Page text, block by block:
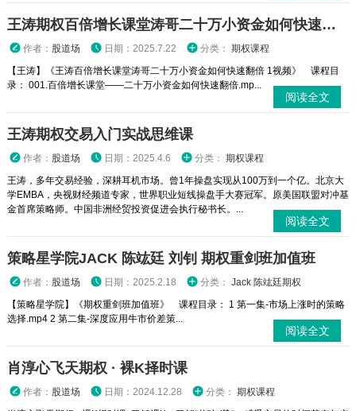
王涛期权百倍增长课堂涛哥二十万小资金如何快速翻倍 1视频
作者： 股道场 日期：2025.7.22 分类： 期权课程
【王涛】《王涛百倍增长课堂涛哥二十万小资金如何快速翻倍 1视频》 课程目
录： 001.百倍增长课堂——二十万小资金如何快速翻倍.mp...
阅读全文
王涛期权交易入门实战思维课
作者： 股道场 日期：2025.4.6 分类： 期权课程
王涛，多年交易经验，深耕耳机市场。曾1年操盘实现从100万到一个亿。北京大
学EMBA，央视财经频道专家，世界职业短线操盘手大赛冠军。原美国联盟对冲基
金首席策略师。中国非洲经贸投资促进会执行秘书长。...
阅读全文
策略星学院JACK 陈竑廷 刘钊 期权重剑班加值班
作者： 股道场 日期：2025.2.18 分类： Jack 陈竑廷期权
【策略星学院】《期权重剑班加值班》 课程目录： 1 第一集-市场上涨时的策略
选择.mp4 2 第二集-深度应用牛市价差策...
阅读全文
肖淳心飞天期权 · 裸K择时课
作者： 股道场 日期：2024.12.28 分类： 期权课程